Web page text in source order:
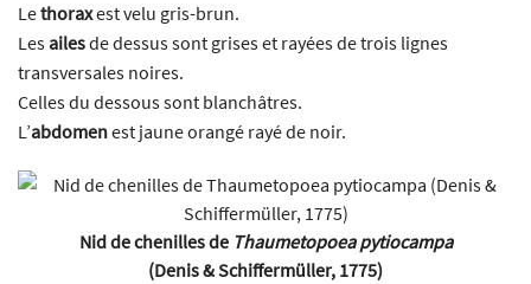
Lethoraxest velu gris-brun.
Les ailesde dessus sont grises et rayées de trois lignes
transversales noires.
Celles du dessous sont blanchâtres.
L’abdomenest jaune orangé rayé de noir.
Nid de chenilles de Thaumetopoea pytiocampa
(Denis & Schiffermüller, 1775)